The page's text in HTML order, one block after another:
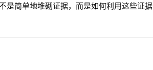
是简单地堆砌证据，而是如何利用这些证